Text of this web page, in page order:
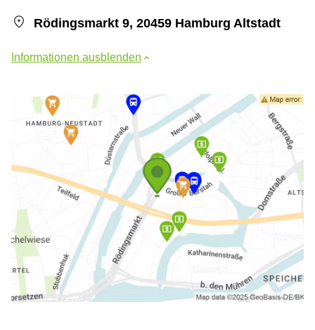
Rödingsmarkt 9, 20459 Hamburg Altstadt
Informationen ausblenden